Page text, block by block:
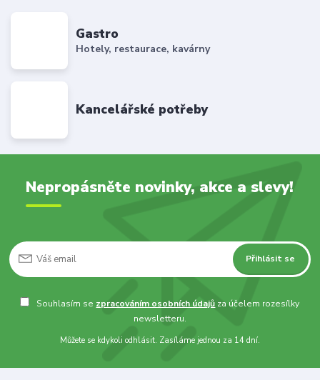
Gastro
Hotely, restaurace, kavárny
Kancelářské potřeby
Nepropásněte novinky, akce a slevy!
Přihlásit se
Souhlasím se zpracováním osobních údajů za účelem rozesílky
newsletteru.
Můžete se kdykoli odhlásit. Zasíláme jednou za 14 dní.